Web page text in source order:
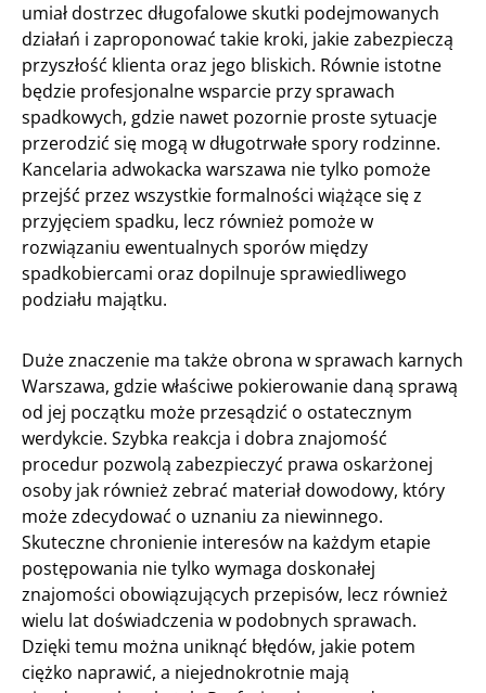
umiał dostrzec długofalowe skutki podejmowanych
działań i zaproponować takie kroki, jakie zabezpieczą
przyszłość klienta oraz jego bliskich. Równie istotne
będzie profesjonalne wsparcie przy sprawach
spadkowych, gdzie nawet pozornie proste sytuacje
przerodzić się mogą w długotrwałe spory rodzinne.
Kancelaria adwokacka warszawa nie tylko pomoże
przejść przez wszystkie formalności wiążące się z
przyjęciem spadku, lecz również pomoże w
rozwiązaniu ewentualnych sporów między
spadkobiercami oraz dopilnuje sprawiedliwego
podziału majątku.
Duże znaczenie ma także obrona w sprawach karnych
Warszawa, gdzie właściwe pokierowanie daną sprawą
od jej początku może przesądzić o ostatecznym
werdykcie. Szybka reakcja i dobra znajomość
procedur pozwolą zabezpieczyć prawa oskarżonej
osoby jak również zebrać materiał dowodowy, który
może zdecydować o uznaniu za niewinnego.
Skuteczne chronienie interesów na każdym etapie
postępowania nie tylko wymaga doskonałej
znajomości obowiązujących przepisów, lecz również
wielu lat doświadczenia w podobnych sprawach.
Dzięki temu można uniknąć błędów, jakie potem
ciężko naprawić, a niejednokrotnie mają